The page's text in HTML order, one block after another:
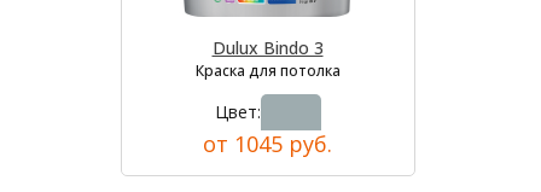
Dulux Bindo 3
Краска для потолка
Цвет:
от 1045 руб.